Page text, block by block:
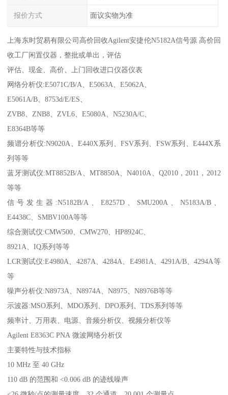
报价方式 面议实物为准
上海东时贸易有限公司高价回收Agilent安捷伦N5182A信号源 高价回
收工厂闲置仪器，整批或单出，评估
评估、现金、高价、上门回收进口仪器仪表
网络分析仪:E5071C/B/A、E5063A、E5062A、
E5061A/B、8753d/E/ES、
ZVB8、ZNB8、ZVL6、E5080A、N5230A/C、
E8364B等等
频谱分析仪:N9020A、E440X系列、FSV系列、FSW系列、E444X系
列等等
蓝牙测试仪:MT8852B/A、MT8850A、N4010A、Q2010，2011，2012
等等
信号发生器:N5182B/A、E8257D、SMU200A、N5183A/B、
E4438C、SMBV100A等等
综合测试仪:CMW500、CMW270、HP8924C、
8921A、IQ系列等等
LCR测试仪:E4980A、4287A、4284A、E4981A、4291A/B、4294A等
等
噪声分析仪:N8973A、N8974A、N8975、N8976B等等
示波器:MSO系列、MDO系列、DPO系列、TDS系列等等
频率计、万用表、电源、音频分析仪、视频分析仪等
Agilent E8363C PNA 微波网络分析仪
主要特性与技术指标
10 MHz 至 40 GHz
110 dB 的范围和 <0.006 dB 的迹线噪声